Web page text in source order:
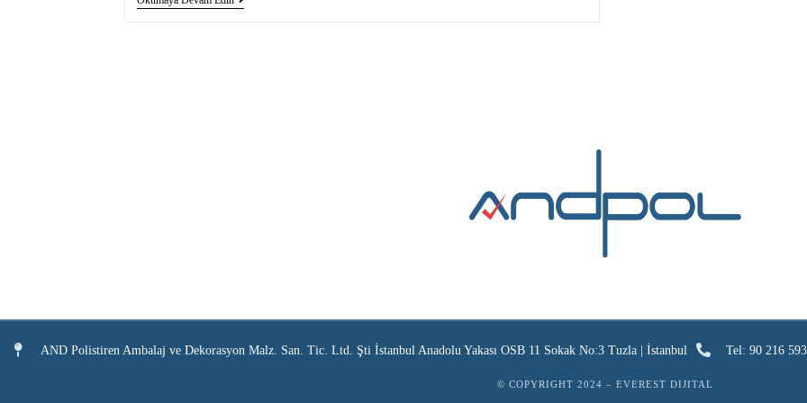
AND Polistiren Ambalaj ve Dekorasyon Malz. San. Tic. Ltd. Şti İstanbul Anadolu Yakası OSB 11 Sokak No:3 Tuzla | İstanbul Tel: 90 216
© COPYRIGHT 2024 – EVEREST DIJITAL